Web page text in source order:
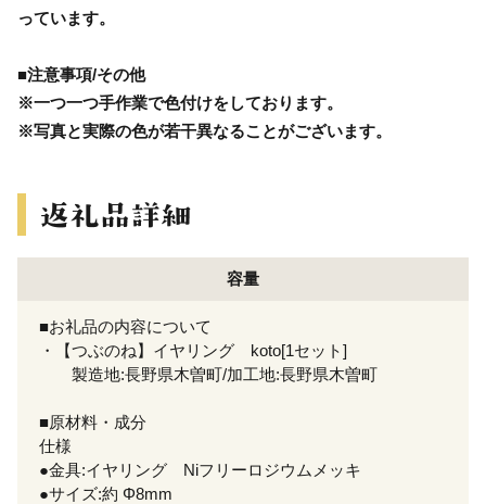
っています。
■注意事項/その他
※一つ一つ手作業で色付けをしております。
※写真と実際の色が若干異なることがございます。
容量
■お礼品の内容について
・【つぶのね】イヤリング koto[1セット]
製造地:長野県木曽町/加工地:長野県木曽町
■原材料・成分
仕様
●金具:イヤリング Niフリーロジウムメッキ
●サイズ:約 Φ8mm